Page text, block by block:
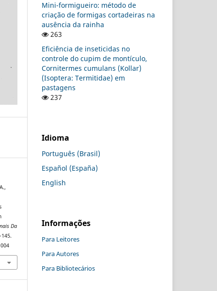
Da
Mini-formigueiro: método de
criação de formigas cortadeiras na
ausência da rainha
263
Eficiência de inseticidas no
controle do cupim de montículo,
Cornitermes cumulans (Kollar)
(Isoptera: Termitidae) em
pastagens
237
Idioma
Português (Brasil)
Español (España)
English
Informações
Para Leitores
Para Autores
Para Bibliotecários